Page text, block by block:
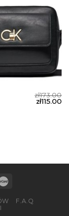
zł173.00
zł115.00
F.A.Q